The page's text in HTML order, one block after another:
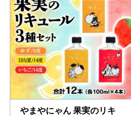
やまやにゃん 果実のリキ